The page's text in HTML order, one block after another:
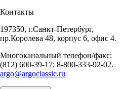
Контакты
197350, г.Санкт-Петербург,
пр.Королева 48, корпус 6, офис 4.
Многоканальный телефон/факс:
(812) 600-39-17; 8-800-333-92-02.
argo@argoclassic.ru